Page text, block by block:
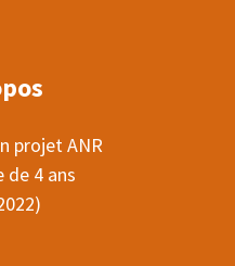
projet ANR
de 4 ans